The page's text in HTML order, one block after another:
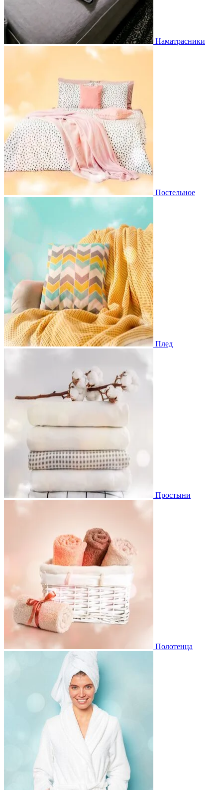
Наматрасники
Постельное
Плед
Простыни
Полотенца